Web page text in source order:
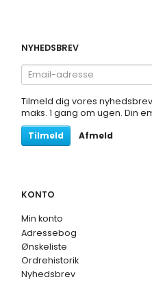
NYHEDSBREV
Email-
adresse
Tilmeld dig vores
maks. 1 gang om ugen. Din
Tilmeld
Afmeld
KONTO
Min konto
Adressebog
Ønskeliste
Ordrehistorik
Nyhedsbrev